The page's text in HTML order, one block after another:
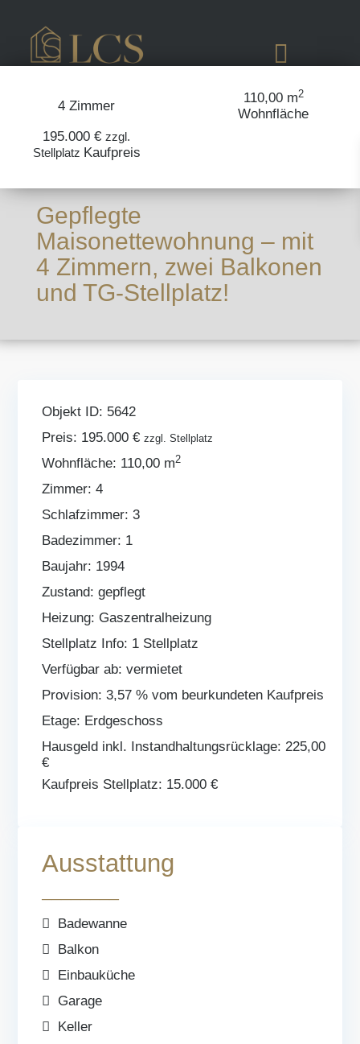
Verfügbar
4 Zimmer
110,00 m2
Wohnfläche
195.000 €zzgl.
Stellplatz Kaufpreis
Gepflegte
Maisonettewohnung – mit
4 Zimmern, zwei Balkonen
und TG-Stellplatz!
Objekt ID: 5642
Preis: 195.000 €zzgl. Stellplatz
Wohnfläche: 110,00 m2
Zimmer: 4
Schlafzimmer: 3
Badezimmer: 1
Baujahr: 1994
Zustand: gepflegt
Heizung: Gaszentralheizung
Stellplatz Info: 1 Stellplatz
Verfügbar ab: vermietet
Provision: 3,57 % vom beurkundeten Kaufpreis
Etage: Erdgeschoss
Hausgeld inkl. Instandhaltungsrücklage: 225,00
€
Kaufpreis Stellplatz: 15.000 €
Ausstattung
────────
Badewanne
Balkon
Einbauküche
Garage
Keller